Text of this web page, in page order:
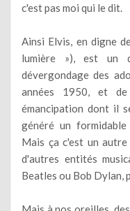
c'est pas moi qui le dit.
Ainsi Elvis, en digne
lumière »), est un
dévergondage des
années 1950, et de
émancipation dont il
généré un formidable
Mais ça c'est un
d'autres entités
Beatles ou Bob Dylan,